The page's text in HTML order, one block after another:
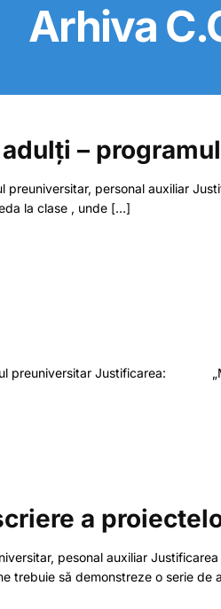
Arhiva
–
preuniversitar, personal
la clase , unde […]
preuniversitar Justificarea:
a
pesonal auxiliar
trebuie să demonstreze o serie de